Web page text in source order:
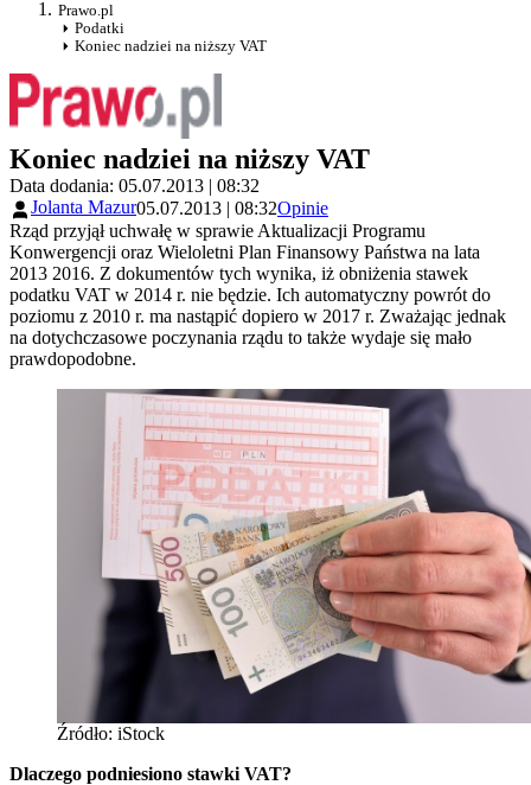
Prawo.pl
Podatki
Koniec nadziei na niższy VAT
Koniec nadziei na niższy VAT
Data dodania: 05.07.2013 | 08:32
Jolanta Mazur05.07.2013 | 08:32Opinie
Rząd przyjął uchwałę w sprawie Aktualizacji Programu
Konwergencji oraz Wieloletni Plan Finansowy Państwa na lata
2013 2016. Z dokumentów tych wynika, iż obniżenia stawek
podatku VAT w 2014 r. nie będzie. Ich automatyczny powrót do
poziomu z 2010 r. ma nastąpić dopiero w 2017 r. Zważając jednak
na dotychczasowe poczynania rządu to także wydaje się mało
prawdopodobne.
Źródło: iStock
Dlaczego podniesiono stawki VAT?